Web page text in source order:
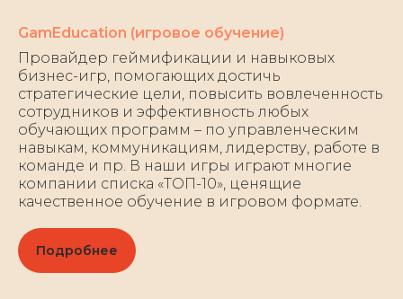
GamEducation (игровое обучение)
Провайдер геймификации и навыковых
бизнес-игр, помогающих достичь
стратегические цели, повысить вовлеченность
сотрудников и эффективность любых
обучающих программ – по управленческим
навыкам, коммуникациям, лидерству, работе в
команде и пр. В наши игры играют многие
компании списка «ТОП-10», ценящие
качественное обучение в игровом формате.
Подробнее